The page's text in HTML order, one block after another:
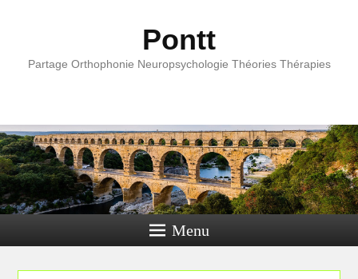
Pontt
Partage Orthophonie Neuropsychologie Théories Thérapies
Menu